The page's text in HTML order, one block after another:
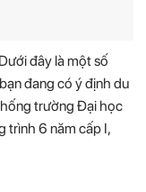
đây là một số
đang có ý định du
trường Đại học
trình 6 năm cấp I,